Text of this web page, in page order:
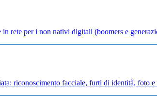
rete per i non nativi digitali (boomers e
riconoscimento facciale, furti di identità, foto